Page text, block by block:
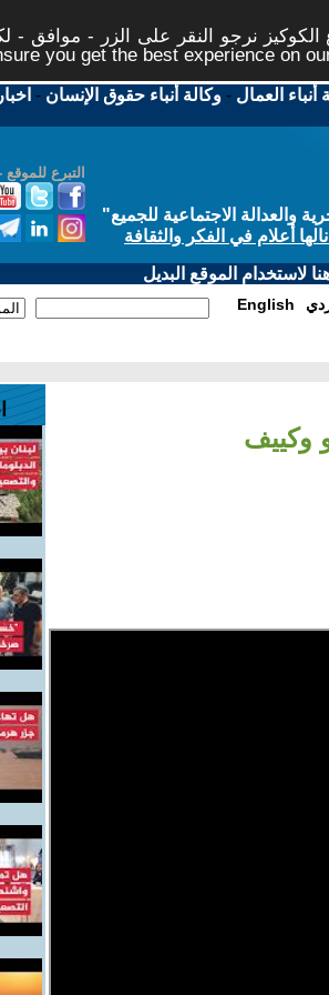
نرجو النقر على الزر - موافق -
you get the best experience on
أنباء العمال -وكالة أنباء حقوق الإنسان -
التبرع
الاجتماعية للجميع"
أعلام في الفكر والثقافة
لاستخدام الموقع البديل
English
وكييف